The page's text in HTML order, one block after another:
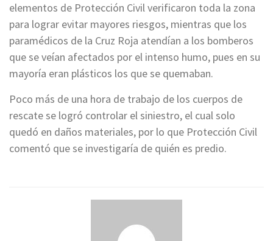
elementos de Protección Civil verificaron toda la zona
para lograr evitar mayores riesgos, mientras que los
paramédicos de la Cruz Roja atendían a los bomberos
que se veían afectados por el intenso humo, pues en su
mayoría eran plásticos los que se quemaban.
Poco más de una hora de trabajo de los cuerpos de
rescate se logró controlar el siniestro, el cual solo
quedó en daños materiales, por lo que Protección Civil
comentó que se investigaría de quién es predio.